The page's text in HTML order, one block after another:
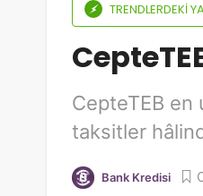
TRENDLERDEKI
CepteTEB en
taksitler
Bank Kredisi